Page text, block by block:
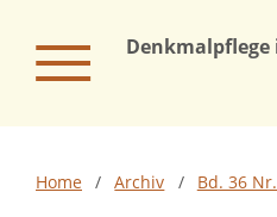
Home / Archiv / Bd. 36